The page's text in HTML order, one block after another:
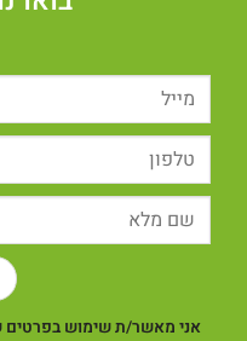
אני מאשר/ת שימוש בפרטים